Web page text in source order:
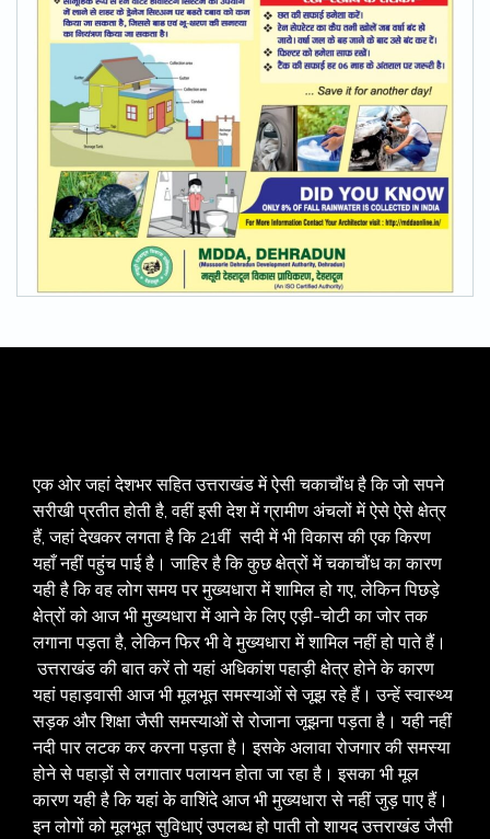
एक ओर जहां देशभर सहित उत्तराखंड में ऐसी चकाचौंध है कि जो सपने
सरीखी प्रतीत होती है, वहीं इसी देश में ग्रामीण अंचलों में ऐसे ऐसे क्षेत्र
हैं, जहां देखकर लगता है कि 21वीं सदी में भी विकास की एक किरण
यहाँ नहीं पहुंच पाई है। जाहिर है कि कुछ क्षेत्रों में चकाचौंध का कारण
यही है कि वह लोग समय पर मुख्यधारा में शामिल हो गए, लेकिन पिछड़े
क्षेत्रों को आज भी मुख्यधारा में आने के लिए एड़ी-चोटी का जोर तक
लगाना पड़ता है, लेकिन फिर भी वे मुख्यधारा में शामिल नहीं हो पाते हैं।
उत्तराखंड की बात करें तो यहां अधिकांश पहाड़ी क्षेत्र होने के कारण
यहां पहाड़वासी आज भी मूलभूत समस्याओं से जूझ रहे हैं। उन्हें स्वास्थ्य
सड़क और शिक्षा जैसी समस्याओं से रोजाना जूझना पड़ता है। यही नहीं
नदी पार लटक कर करना पड़ता है। इसके अलावा रोजगार की समस्या
होने से पहाड़ों से लगातार पलायन होता जा रहा है। इसका भी मूल
कारण यही है कि यहां के वाशिंदे आज भी मुख्यधारा से नहीं जुड़ पाए हैं।
इन लोगों को मूलभूत सुविधाएं उपलब्ध हो पाती तो शायद उत्तराखंड जैसी